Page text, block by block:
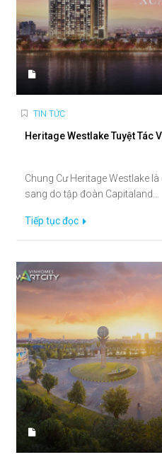
TIN TỨC
Heritage Westlake Tuyệt Tác
Chung Cư Heritage Westlake
sang do tập đoàn Capitaland...
Tiếp tục đọc